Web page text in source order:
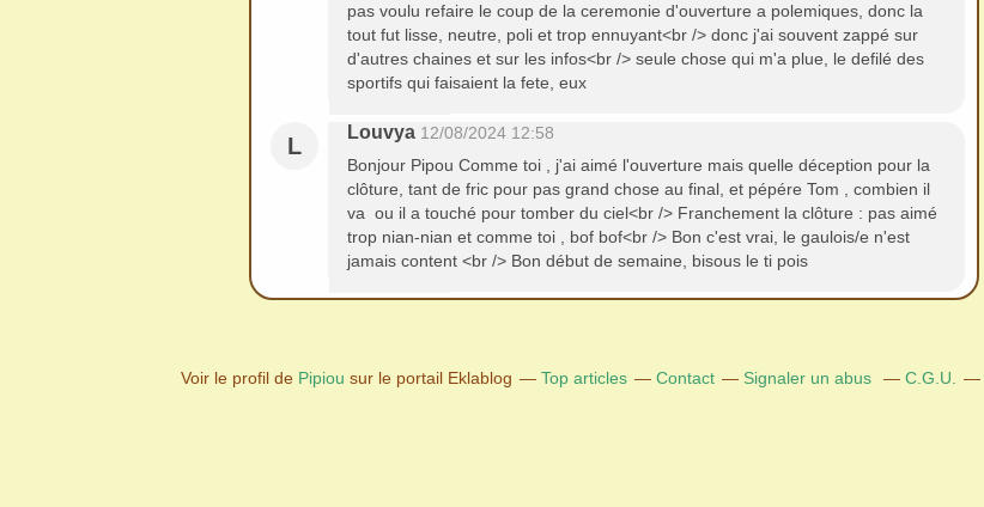
pas voulu refaire le coup de la ceremonie d'ouverture a polemiques, donc la
tout fut lisse, neutre, poli et trop ennuyant<br /> donc j'ai souvent zappé sur
d'autres chaines et sur les infos<br /> seule chose qui m'a plue, le defilé des
sportifs qui faisaient la fete, eux
L
Louvya 12/08/2024 12:58
Bonjour Pipou Comme toi , j'ai aimé l'ouverture mais quelle déception pour la
clôture, tant de fric pour pas grand chose au final, et pépére Tom , combien il
va ou il a touché pour tomber du ciel<br /> Franchement la clôture : pas aimé
trop nian-nian et comme toi , bof bof<br /> Bon c'est vrai, le gaulois/e n'est
jamais content <br /> Bon début de semaine, bisous le ti pois
Voir le profil de Pipiou sur le portail Eklablog Top articles Contact Signaler un abus C.G.U.